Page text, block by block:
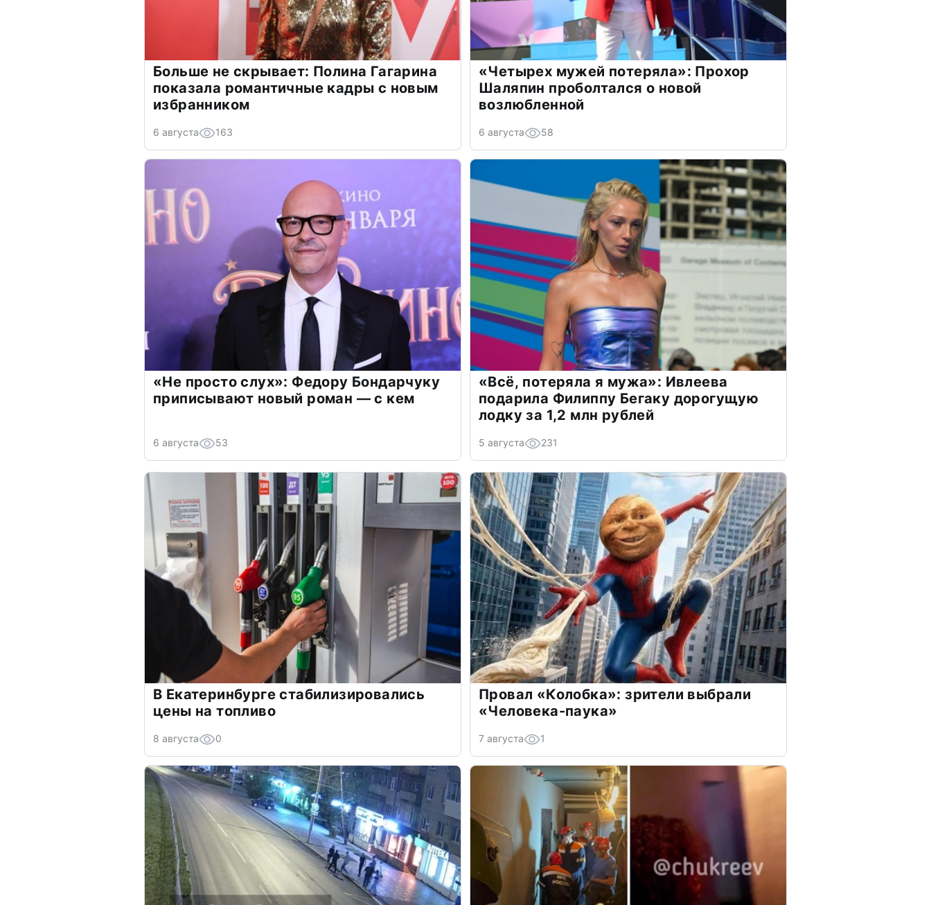
Больше не скрывает: Полина Гагарина
показала романтичные кадры с новым
избранником
6 августа 163
«Четырех мужей потеряла»: Прохор
Шаляпин проболтался о новой
возлюбленной
6 августа 58
«Не просто слух»: Федору Бондарчуку
приписывают новый роман — с кем
6 августа 53
«Всё, потеряла я мужа»: Ивлеева
подарила Филиппу Бегаку дорогущую
лодку за 1,2 млн рублей
5 августа 231
В Екатеринбурге стабилизировались
цены на топливо
8 августа 0
Провал «Колобка»: зрители выбрали
«Человека-паука»
7 августа 1